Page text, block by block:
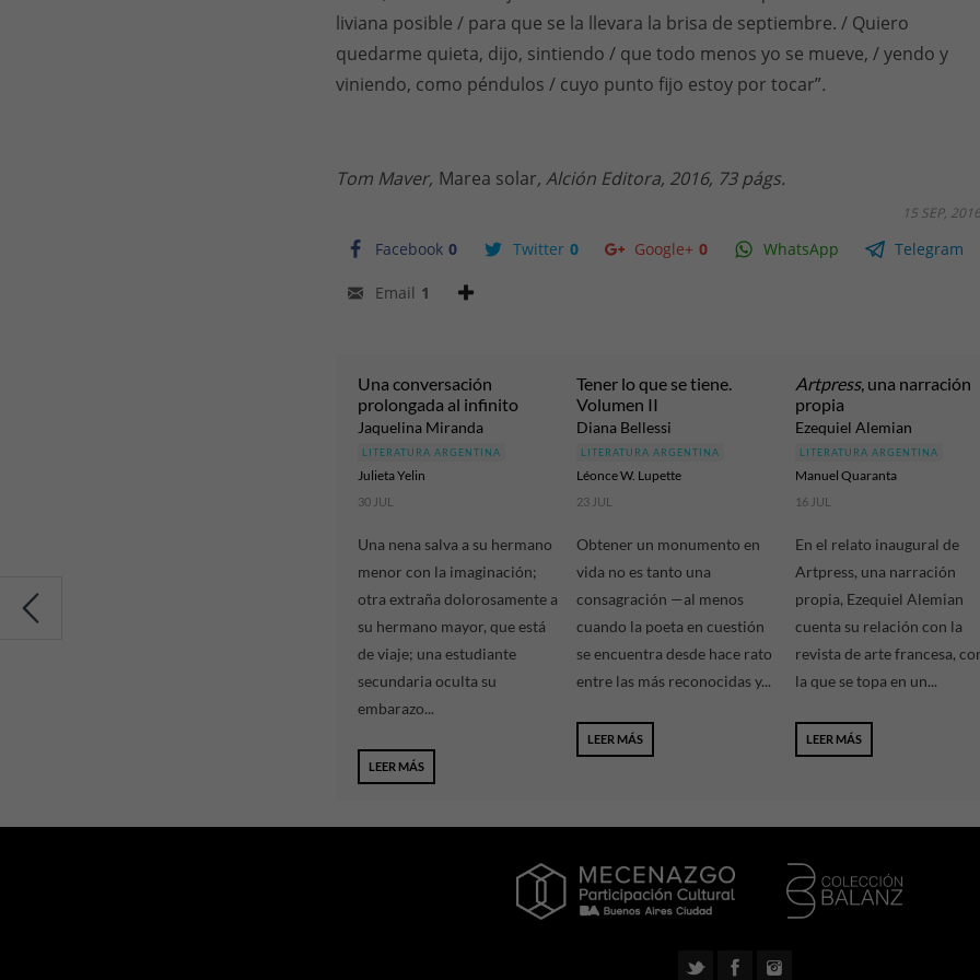
liviana posible / para que se la llevara la brisa de septiembre. / Quiero
quedarme quieta, dijo, sintiendo / que todo menos yo se mueve, / yendo y
viniendo, como péndulos / cuyo punto fijo estoy por tocar”.
Tom Maver, Marea solar, Alción Editora, 2016, 73 págs.
Facebook 0 Twitter 0 Google+ 0 WhatsApp Telegram
Email 1
15 SEP, 2016
Una conversación
prolongada al infinito
Jaquelina Miranda
LITERATURA ARGENTINA
Julieta Yelin
30 JUL
Una nena salva a su hermano
menor con la imaginación;
otra extraña dolorosamente a
su hermano mayor, que está
de viaje; una estudiante
secundaria oculta su
embarazo...
LEER MÁS
Tener lo que se tiene.
Volumen II
Diana Bellessi
LITERATURA ARGENTINA
Léonce W. Lupette
23 JUL
Obtener un monumento en
vida no es tanto una
consagración —al menos
cuando la poeta en cuestión
se encuentra desde hace rato
entre las más reconocidas y...
LEER MÁS
Artpress, una narración
propia
Ezequiel Alemian
LITERATURA ARGENTINA
Manuel Quaranta
16 JUL
En el relato inaugural de
Artpress, una narración
propia, Ezequiel Alemian
cuenta su relación con la
revista de arte francesa,
la que se topa en un...
LEER MÁS